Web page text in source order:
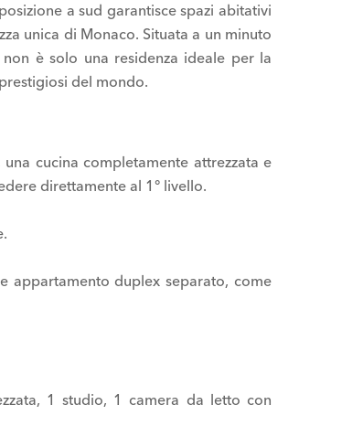
a sud garantisce spazi abitativi
unica di Monaco. Situata a un minuto
è solo una residenza ideale per la
del mondo.
cucina completamente attrezzata e
direttamente al 1° livello.
appartamento duplex separato, come
1 studio, 1 camera da letto con